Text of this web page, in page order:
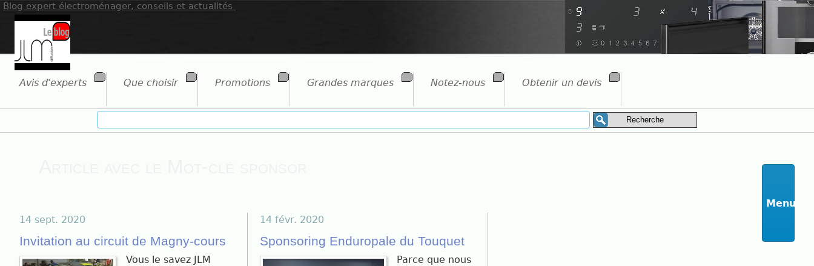
Blog expert électroménager, conseils et actualités
Avis d'experts Que choisir Promotions Grandes marques Notez-nous Obtenir un devis
Menu
14 sept. 2020
Invitation au circuit de Magny-cours
Vous le savez JLM
14 févr. 2020
Sponsoring Enduropale du Touquet
Parce que nous